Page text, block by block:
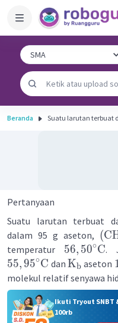
Beranda Suatu larutan terbuat
Pertanyaan
Suatu larutan terbuat
dalam 95 g aseton, (
temperatur 56, 50∘C.
55,95∘C dan Kb aseton
molekul relatif senyawa
Ikuti Tryout SNBT
100rb